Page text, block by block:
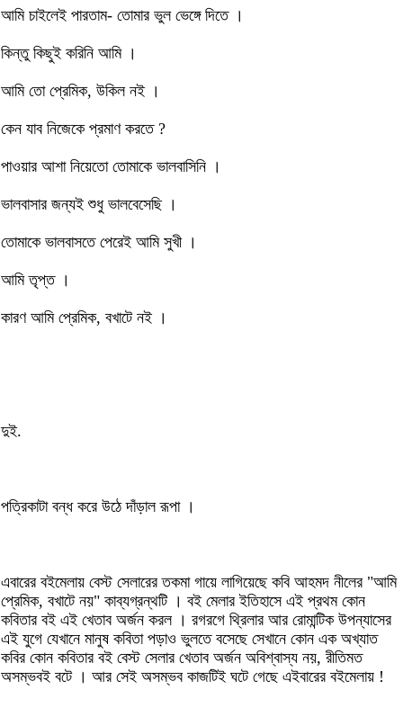
আমি চাইলেই পারতাম- তোমার ভুল ভেঙ্গে দিতে ।
কিন্তু কিছুই করিনি আমি ।
আমি তো প্রেমিক, উকিল নই ।
কেন যাব নিজেকে প্রমাণ করতে ?
পাওয়ার আশা নিয়েতো তোমাকে ভালবাসিনি ।
ভালবাসার জন্যই শুধু ভালবেসেছি ।
তোমাকে ভালবাসতে পেরেই আমি সুখী ।
আমি তৃপ্ত ।
কারণ আমি প্রেমিক, বখাটে নই ।
দুই.
পত্রিকাটা বন্ধ করে উঠে দাঁড়াল রূপা ।
এবারের বইমেলায় বেস্ট সেলারের তকমা গায়ে লাগিয়েছে কবি আহমদ নীলের "আমি
প্রেমিক, বখাটে নয়" কাব্যগ্রন্থটি । বই মেলার ইতিহাসে এই প্রথম কোন
কবিতার বই এই খেতাব অর্জন করল । রগরগে থ্রিলার আর রোমান্টিক উপন্যাসের
এই যুগে যেখানে মানুষ কবিতা পড়াও ভুলতে বসেছে সেখানে কোন এক অখ্যাত
কবির কোন কবিতার বই বেস্ট সেলার খেতাব অর্জন অবিশ্বাস্য নয়, রীতিমত
অসম্ভবই বটে । আর সেই অসম্ভব কাজটিই ঘটে গেছে এইবারের বইমেলায় !